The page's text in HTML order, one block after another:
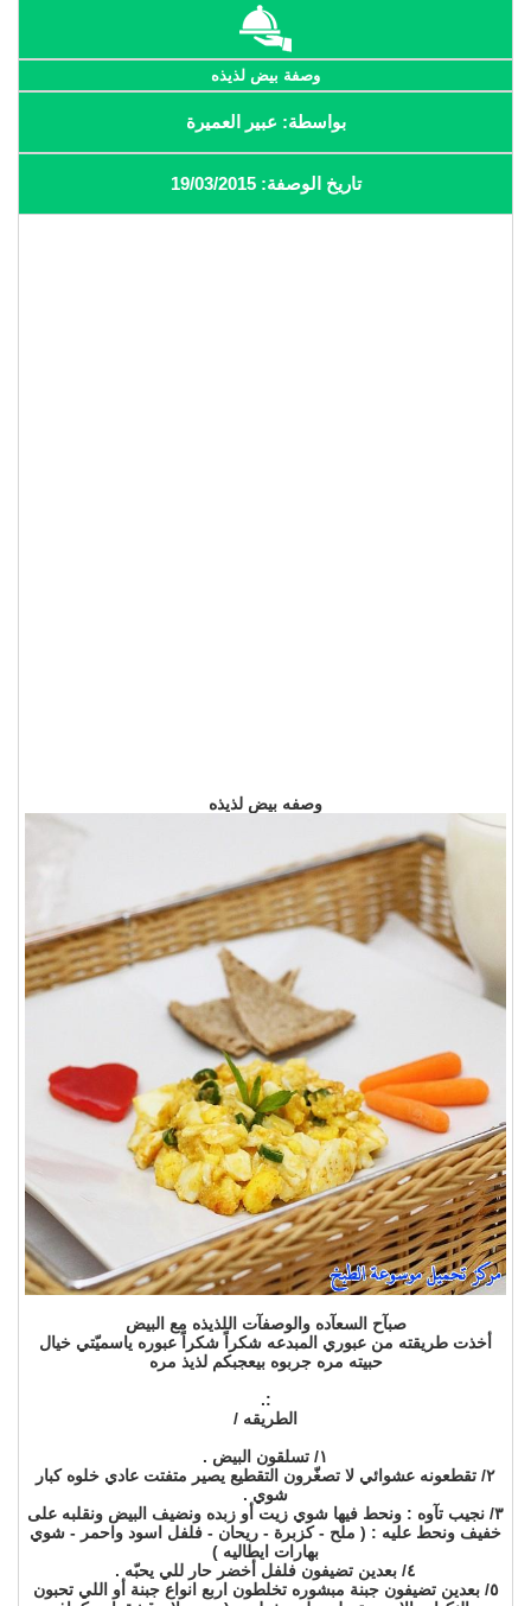
وصفة بيض لذيذه
بواسطة: عبير العميرة
تاريخ الوصفة: 19/03/2015
وصفه بيض لذيذه
صبآح السعآده والوصفآت اللذيذه مع البيض
أخذت طريقته من عبوري المبدعه شكراً شكراً عبوره ياسميّتي خيال
حبيته مره جربوه بيعجبكم لذيذ مره
:.
الطريقه /
١/ تسلقون البيض .
٢/ تقطعونه عشوائي لا تصغّرون التقطيع يصير متفتت عادي خلوه كبار
شوي .
٣/ نجيب تآوه : ونحط فيها شوي زيت أو زبده ونضيف البيض ونقلبه على
خفيف ونحط عليه : ( ملح - كزبرة - ريحان - فلفل اسود واحمر - شوي
بهارات ايطاليه )
٤/ بعدين تضيفون فلفل أخضر حار للي يحبّه .
٥/ بعدين تضيفون جبنة مبشوره تخلطون اربع انواع جبنة أو اللي تحبون